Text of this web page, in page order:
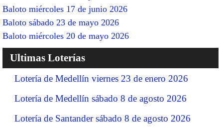
Baloto miércoles 17 de junio 2026
Baloto sábado 23 de mayo 2026
Baloto miércoles 20 de mayo 2026
Ultimas Loterías
Lotería de Medellín viernes 23 de enero 2026
Lotería de Medellín sábado 8 de agosto 2026
Lotería de Santander sábado 8 de agosto 2026